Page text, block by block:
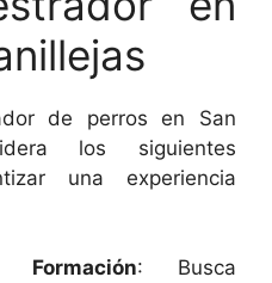
de perros en San
los siguientes
una experiencia
Formación: Busca